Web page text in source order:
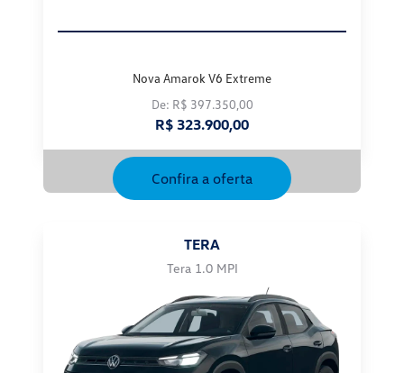
Nova Amarok V6 Extreme
De: R$ 397.350,00
R$ 323.900,00
Confira a oferta
TERA
Tera 1.0 MPI